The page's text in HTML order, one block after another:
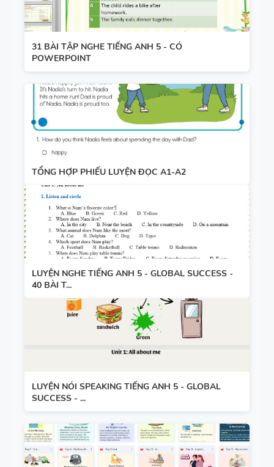
31 BÀI TẬP NGHE TIẾNG ANH 5 - CÓ
POWERPOINT
TỔNG HỢP PHIẾU LUYỆN ĐỌC A1-A2
LUYỆN NGHE TIẾNG ANH 5 - GLOBAL SUCCESS -
40 BÀI T...
LUYỆN NÓI SPEAKING TIẾNG ANH 5 - GLOBAL
SUCCESS - ...